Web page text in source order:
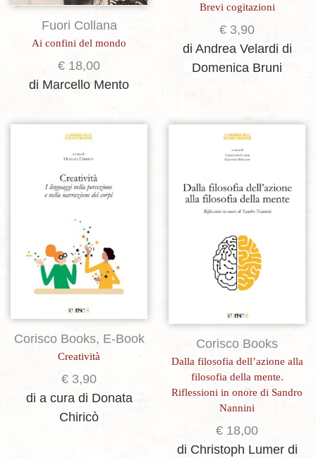
Fuori Collana
Ai confini del mondo
€ 18,00
di Marcello Mento
Brevi cogitazioni
€ 3,90
di Andrea Velardi di
Domenica Bruni
Aggiungi alla lista dei desideri
Corisco Books, E-Book
Creatività
€ 3,90
di a cura di Donata
Chiricò
Corisco Books
Dalla filosofia dell’azione alla
filosofia della mente.
Riflessioni in onore di Sandro
Nannini
€ 18,00
di Christoph Lumer di